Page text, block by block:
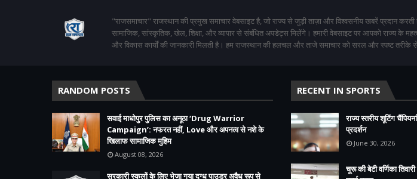
"राजसमाचार" राजस्थान की प्रमुख समाचार वेबसाइट है, जो राज्य से जुड़ी ताज़ा और विश्वसनीय खबरें प्रदान
सामाजिक, सांस्कृतिक, खेल, शिक्षा, और व्यापार से संबंधित अपडेट्स मिलेंगे। हमारी वेबसाइट पर आपको राज्य के
और विकास कार्यों की जानकारी मिलती है। हम राजस्थान की हलचल और ताजे समाचार को सरल और स्पष्ट तरीके
RANDOM POSTS
सवाई माधोपुर पुलिस का अनूठा ‘Drug Warrior
Campaign’: नफरत नहीं, Love और अपनत्व से नशे के
खिलाफ सामाजिक मुहिम
August 08, 2026
सरकारी स्कूलों के लिए भेजा गया दुग्ध पाउडर अवैध रूप से
RECENT IN SPORTS
राज्य स्तरीय शूटिंग
प्रदर्शन
June 30, 2026
चूरू की बेटी वर्णिका